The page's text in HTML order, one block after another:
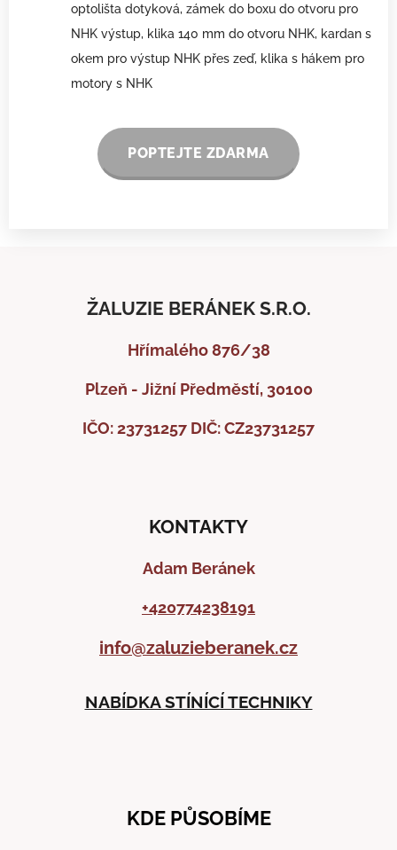
optolišta dotyková, zámek do boxu do otvoru pro
NHK výstup, klika 140 mm do otvoru NHK, kardan s
okem pro výstup NHK přes zeď, klika s hákem pro
motory s NHK
POPTEJTE ZDARMA
ŽALUZIE BERÁNEK S.R.O.
Hřímalého 876/38
Plzeň - Jižní Předměstí, 30100
IČO: 23731257 DIČ: CZ23731257
KONTAKTY
Adam Beránek
+420774238191
info@zaluzieberanek.cz
NABÍDKA STÍNÍCÍ TECHNIKY
KDE PŮSOBÍME